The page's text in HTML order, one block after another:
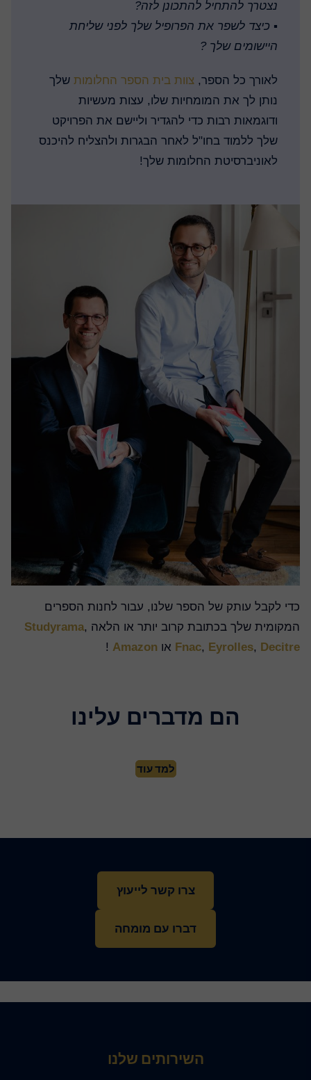
נצטרך להתחיל להתכונן לזה?
▪️ כיצד לשפר את הפרופיל שלך לפני שליחת
היישומים שלך ?
לאורך כל הספר, צוות בית הספר החלומות שלך
נותן לך את המומחיות שלו, עצות מעשיות
ודוגמאות רבות כדי להגדיר וליישם את הפרויקט
שלך ללמוד בחו"ל לאחר הבגרות ולהצליח להיכנס
לאוניברסיטת החלומות שלך!
כדי לקבל עותק של הספר שלנו, עבור לחנות הספרים
המקומית שלך בכתובת קרוב יותר או הלאה Studyrama,
Fnac, Eyrolles, Decitre או Amazon
!
הם מדברים עלינו
למד עוד
צרו קשר לייעוץ
דברו עם מומחה
השירותים שלנו